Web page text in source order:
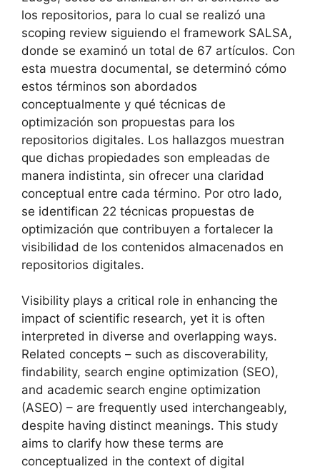
los repositorios, para lo cual se realizó una
scoping review siguiendo el framework SALSA,
donde se examinó un total de 67 artículos. Con
esta muestra documental, se determinó cómo
estos términos son abordados
conceptualmente y qué técnicas de
optimización son propuestas para los
repositorios digitales. Los hallazgos muestran
que dichas propiedades son empleadas de
manera indistinta, sin ofrecer una claridad
conceptual entre cada término. Por otro lado,
se identifican 22 técnicas propuestas de
optimización que contribuyen a fortalecer la
visibilidad de los contenidos almacenados en
repositorios digitales.
Visibility plays a critical role in enhancing the
impact of scientific research, yet it is often
interpreted in diverse and overlapping ways.
Related concepts – such as discoverability,
findability, search engine optimization (SEO),
and academic search engine optimization
(ASEO) – are frequently used interchangeably,
despite having distinct meanings. This study
aims to clarify how these terms are
conceptualized in the context of digital